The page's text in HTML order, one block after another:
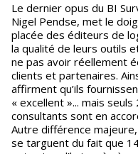
Le dernier opus du BI Survey, étude annuelle conduite par
Nigel Pendse, met le
placée des éditeurs de
la qualité de leurs outils
ne pas avoir réellement
clients et partenaires.
affirment qu’ils
« excellent »... mais
consultants sont en
Autre différence
se targuent du fait que